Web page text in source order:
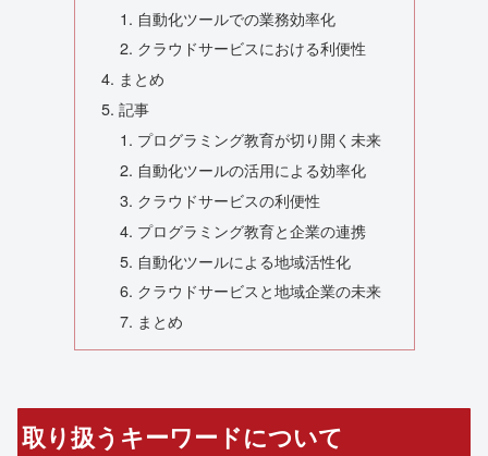
自動化ツールでの業務効率化
クラウドサービスにおける利便性
まとめ
記事
プログラミング教育が切り開く未来
自動化ツールの活用による効率化
クラウドサービスの利便性
プログラミング教育と企業の連携
自動化ツールによる地域活性化
クラウドサービスと地域企業の未来
まとめ
取り扱うキーワードについて